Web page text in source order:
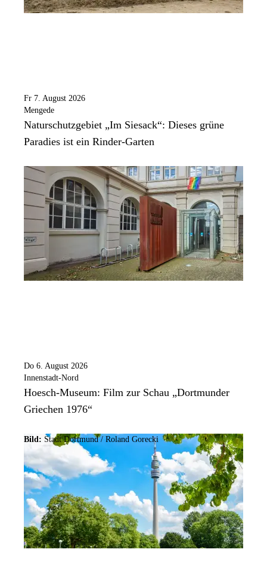
Fr 7. August 2026
Mengede
Naturschutzgebiet „Im Siesack“: Dieses grüne
Paradies ist ein Rinder-Garten
Do 6. August 2026
Innenstadt-Nord
Hoesch-Museum: Film zur Schau „Dortmunder
Griechen 1976“
Bild: Stadt Dortmund / Roland Gorecki